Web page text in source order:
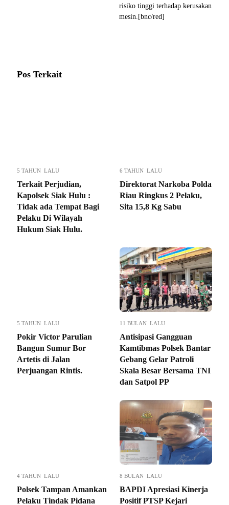
risiko tinggi terhadap kerusakan
mesin.[bnc/red]
Pos Terkait
5 TAHUN LALU
Terkait Perjudian,
Kapolsek Siak Hulu :
Tidak ada Tempat Bagi
Pelaku Di Wilayah
Hukum Siak Hulu.
6 TAHUN LALU
Direktorat Narkoba Polda
Riau Ringkus 2 Pelaku,
Sita 15,8 Kg Sabu
5 TAHUN LALU
Pokir Victor Parulian
Bangun Sumur Bor
Artetis di Jalan
Perjuangan Rintis.
11 BULAN LALU
Antisipasi Gangguan
Kamtibmas Polsek Bantar
Gebang Gelar Patroli
Skala Besar Bersama TNI
dan Satpol PP
4 TAHUN LALU
Polsek Tampan Amankan
Pelaku Tindak Pidana
8 BULAN LALU
BAPDI Apresiasi Kinerja
Positif PTSP Kejari